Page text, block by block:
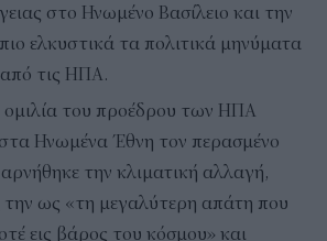
στο Ηνωμένο Βασίλειο και την
ελκυστικά τα πολιτικά μηνύματα
τις ΗΠΑ.
του προέδρου των ΗΠΑ
Ηνωμένα Έθνη τον περασμένο
την κλιματική αλλαγή,
την ως «τη μεγαλύτερη απάτη που
εις βάρος του κόσμου» και